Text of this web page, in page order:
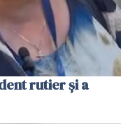
rutier și a